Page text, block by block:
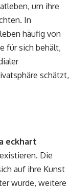
um ihre
In
häufig von
für sich behält,
schätzt,
eckhart
Die
auf ihre Kunst
wurde, weitere